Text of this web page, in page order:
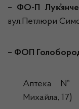
– ФО-П
вул.Петлюри
– ФОП
Аптека № 2
Михайла, 17)